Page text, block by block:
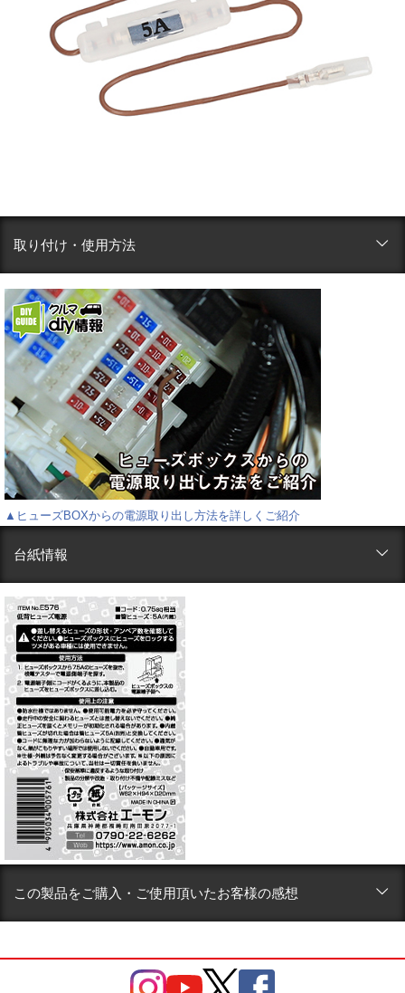
取り付け・使用方法
▲ヒューズBOXからの電源取り出し方法を詳しくご紹介
台紙情報
この製品をご購入・ご使用頂いたお客様の感想